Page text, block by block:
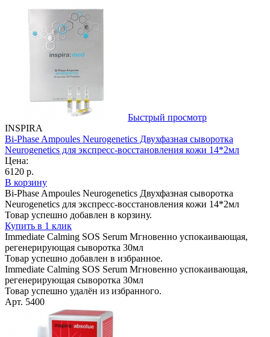
Быстрый просмотр
INSPIRA
Bi-Phase Ampoules Neurogenetics Двухфазная сыворотка
Neurogenetics для экспресс-восстановления кожи 14*2мл
Цена:
6120 р.
В корзину
Bi-Phase Ampoules Neurogenetics Двухфазная сыворотка
Neurogenetics для экспресс-восстановления кожи 14*2мл
Товар успешно добавлен в корзину.
Купить в 1 клик
Immediate Calming SOS Serum Мгновенно успокаивающая,
регенерирующая сыворотка 30мл
Товар успешно добавлен в избранное.
Immediate Calming SOS Serum Мгновенно успокаивающая,
регенерирующая сыворотка 30мл
Товар успешно удалён из избранного.
Арт. 5400